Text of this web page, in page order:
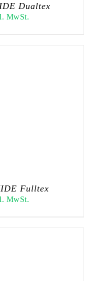
Dualtex
MwSt.
Fulltex
MwSt.